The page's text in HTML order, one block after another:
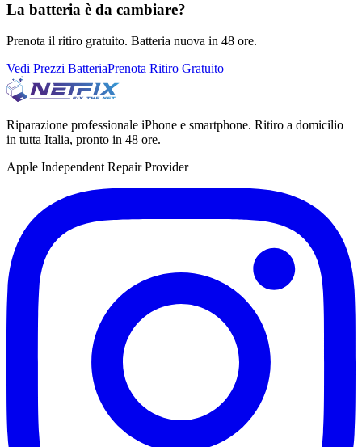
La batteria è da cambiare?
Prenota il ritiro gratuito. Batteria nuova in 48 ore.
Vedi Prezzi BatteriaPrenota Ritiro Gratuito
Riparazione professionale iPhone e smartphone. Ritiro a domicilio
in tutta Italia, pronto in 48 ore.
Apple Independent Repair Provider